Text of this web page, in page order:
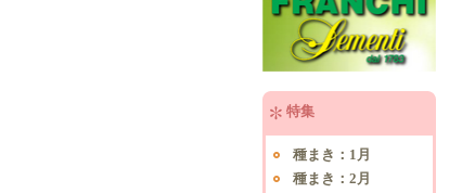
特集
種まき：1月
種まき：2月